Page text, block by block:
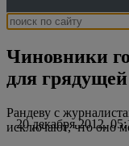
Чиновники
для
20 декабря 2012,
Рандеву с
исключают, что оно